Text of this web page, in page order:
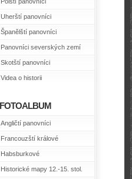
Uherští panovníci
Španělští panovníci
Panovníci severských zemí
Skotští panovníci
Videa o historii
FOTOALBUM
Angličtí panovníci
Francouzští králové
Habsburkové
Historické mapy 12.-15. stol.